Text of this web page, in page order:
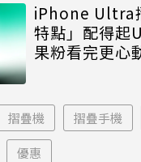
iPhone Ultra
特點」配得起
果粉看完更心
摺疊機 摺疊手機
優惠